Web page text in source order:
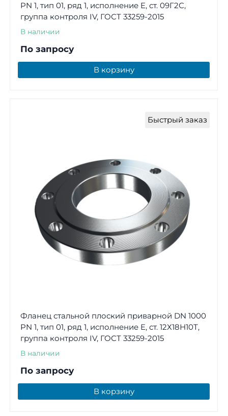
PN 1, тип 01, ряд 1, исполнение E, ст. 09Г2С,
группа контроля IV, ГОСТ 33259-2015
В наличии
По запросу
В корзину
Быстрый заказ
Фланец стальной плоский приварной DN 1000
PN 1, тип 01, ряд 1, исполнение E, ст. 12Х18Н10Т,
группа контроля IV, ГОСТ 33259-2015
В наличии
По запросу
В корзину